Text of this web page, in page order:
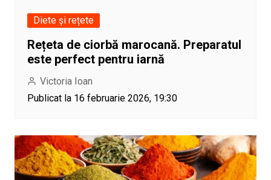
Diete și rețete
Rețeta de ciorbă marocană. Preparatul
este perfect pentru iarnă
Victoria Ioan
Publicat la 16 februarie 2026, 19:30